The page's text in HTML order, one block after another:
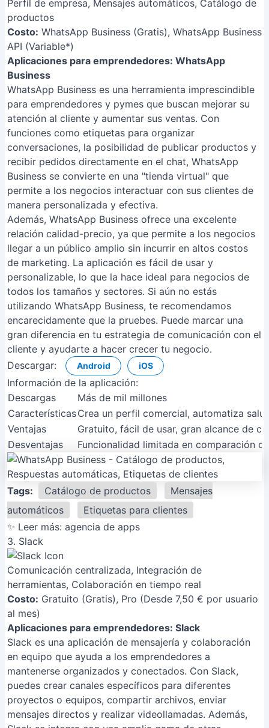
Perfil de empresa, Mensajes automáticos, Catálogo de
productos
Costo: WhatsApp Business (Gratis), WhatsApp Business
API (Variable*)
Aplicaciones para emprendedores: WhatsApp
Business
WhatsApp Business es una herramienta imprescindible
para emprendedores y pymes que buscan mejorar su
atención al cliente y aumentar sus ventas. Con
funciones como etiquetas para organizar
conversaciones, la posibilidad de publicar productos y
recibir pedidos directamente en el chat, WhatsApp
Business se convierte en una "tienda virtual" que
permite a los negocios interactuar con sus clientes de
manera personalizada y efectiva.
Además, WhatsApp Business ofrece una excelente
relación calidad-precio, ya que permite a los negocios
llegar a un público amplio sin incurrir en altos costos
de marketing. La aplicación es fácil de usar y
personalizable, lo que la hace ideal para negocios de
todos los tamaños y sectores. Si aún no estás
utilizando WhatsApp Business, te recomendamos
encarecidamente que la pruebes. Puede marcar una
gran diferencia en tu estrategia de comunicación con el
cliente y ayudarte a hacer crecer tu negocio.
Descargar:
Android iOS
Información de la aplicación:
Descargas
Más de mil millones
CaracterísticasCrea un perfil comercial, automatiza
Ventajas
Gratuito, fácil de usar, gran alcance de
Desventajas
Funcionalidad limitada en comparación
Tags: Catálogo de productos
Mensajes
automáticos
Etiquetas para clientes
✨ Leer más: agencia de apps
3. Slack
Comunicación centralizada, Integración de
herramientas, Colaboración en tiempo real
Costo: Gratuito (Gratis), Pro (Desde 7,50 € por usuario
al mes)
Aplicaciones para emprendedores: Slack
Slack es una aplicación de mensajería y colaboración
en equipo que ayuda a los emprendedores a
mantenerse organizados y conectados. Con Slack,
puedes crear canales específicos para diferentes
proyectos o equipos, compartir archivos, enviar
mensajes directos y realizar videollamadas. Además,